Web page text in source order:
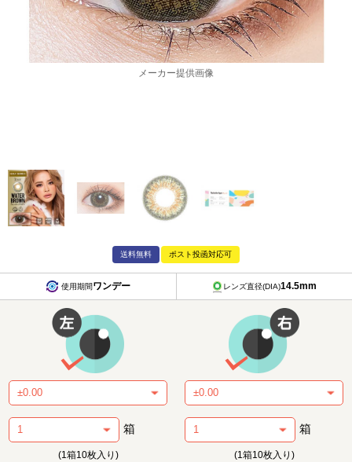
送料無料 ポスト投函対応可
使用期間ワンデー レンズ直径(DIA)14.5mm
箱
(1箱10枚入り)
箱
(1箱10枚入り)